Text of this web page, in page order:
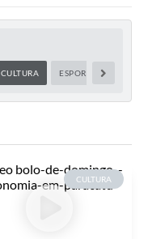
CULTURA ESPORTE E LAZER
CULTURA